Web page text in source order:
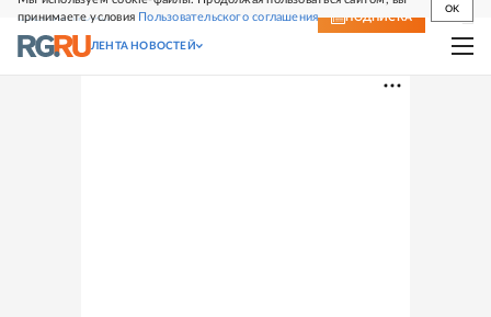
принимаете условия Пользовательского соглашения
OK
СВЕЖИЙ НОМЕР ПОДПИСКА
ЛЕНТА НОВОСТЕЙ